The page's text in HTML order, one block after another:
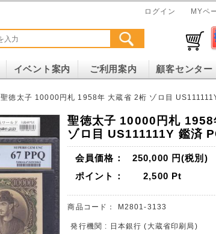
ログイン MYペ
イベント案内 ご利用案内 顧客センター
聖徳太子 10000円札 1958年 大蔵省 2桁 ゾロ目
聖徳太子 10000円札 1958
ゾロ目 US111111Y 鑑済
会員価格： 250,000 円(税別)
ポイント：
2,500 Pt
商品コード： M2801-3133
発行機関 : 日本銀行 (大蔵省印刷局)